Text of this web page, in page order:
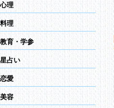
心理
料理
教育・学参
星占い
恋愛
美容